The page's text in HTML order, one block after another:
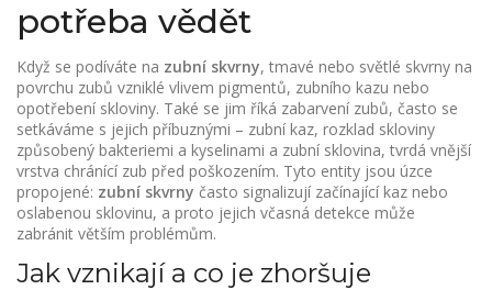
potřeba vědět
Když se podíváte na zubní skvrny, tmavé nebo světlé skvrny na
povrchu zubů vzniklé vlivem pigmentů, zubního kazu nebo
opotřebení skloviny. Také se jim říká zabarvení zubů, často se
setkáváme s jejich příbuznými – zubní kaz, rozklad skloviny
způsobený bakteriemi a kyselinami a zubní sklovina, tvrdá vnější
vrstva chránící zub před poškozením. Tyto entity jsou úzce
propojené: zubní skvrny často signalizují začínající kaz nebo
oslabenou sklovinu, a proto jejich včasná detekce může
zabránit větším problémům.
Jak vznikají a co je zhoršuje